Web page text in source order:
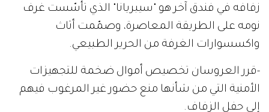
زفافه في فندق آخر هو "سيبريانا" الذي تأسّست غرف
نومه على الطريقة المعاصرة، وصمّمت أثاث
واكسسوارات الغرفة من الحرير الطبيعي.
-قرر العروسان تخصيص أموال ضخمة للتجهيزات
الأمنية التي من شأنها منع حضور غير المرغوب فيهم
إلى حفل الزفاف.